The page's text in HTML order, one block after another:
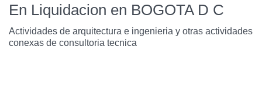
En Liquidacion en BOGOTA D C
Actividades de arquitectura e ingenieria y otras actividades
conexas de consultoria tecnica